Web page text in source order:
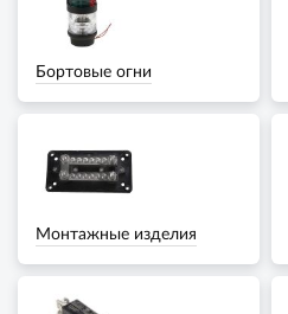
Бортовые огни
Монтажные изделия